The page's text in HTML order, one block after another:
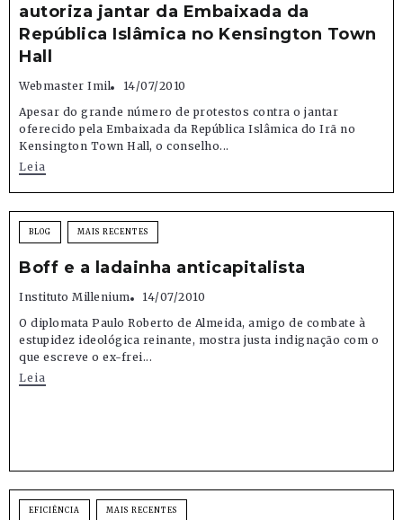
autoriza jantar da Embaixada da
República Islâmica no Kensington Town
Hall
Webmaster Imil
14/07/2010
Apesar do grande número de protestos contra o jantar
oferecido pela Embaixada da República Islâmica do Irã no
Kensington Town Hall, o conselho...
Leia
BLOG MAIS RECENTES
Boff e a ladainha anticapitalista
Instituto Millenium
14/07/2010
O diplomata Paulo Roberto de Almeida, amigo de combate à
estupidez ideológica reinante, mostra justa indignação com o
que escreve o ex-frei...
Leia
EFICIÊNCIA MAIS RECENTES